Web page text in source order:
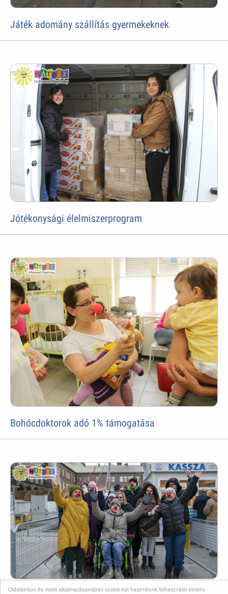
Oldalainkon és mobil alkalmazásainkban cookie-kat használunk felhasználói élmény
Játék adomány szállítás gyermekeknek
Jótékonysági élelmiszerprogram
Bohócdoktorok adó 1% támogatása